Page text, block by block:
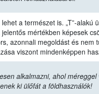
a természet is. „T”-alakú
mértékben képesek
azonnali megoldást és nem
viszont mindenképpen
alkalmazni, ahol méreggel
ki ülőfát a földhasználók!